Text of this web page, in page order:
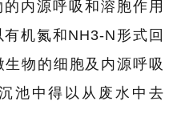
内源呼吸和溶胞作用
机氮和NH3-N形式回
物的细胞及内源呼吸
池中得以从废水中去